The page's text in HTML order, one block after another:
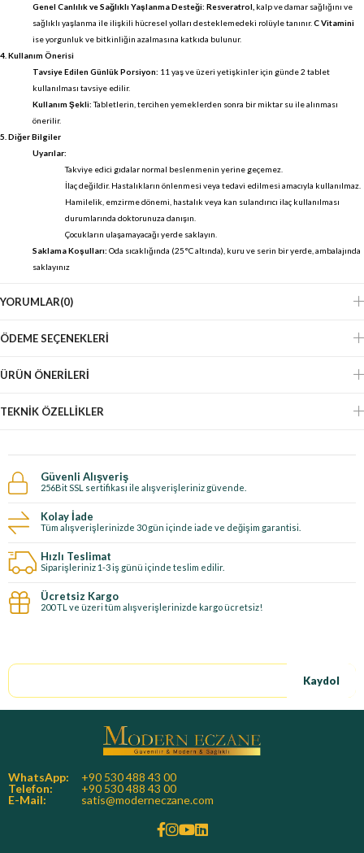
Genel Canlılık ve Sağlıklı Yaşlanma Desteği: Resveratrol, kalp ve damar sağlığını ve
sağlıklı yaşlanma ile ilişkili hücresel yolları desteklemedeki rolüyle tanınır. C Vitamini
ise yorgunluk ve bitkinliğin azalmasına katkıda bulunur.
4. Kullanım Önerisi
Tavsiye Edilen Günlük Porsiyon: 11 yaş ve üzeri yetişkinler için günde 2 tablet
kullanılması tavsiye edilir.
Kullanım Şekli:Tabletlerin, tercihen yemeklerden sonra bir miktar su ile alınması
önerilir.
5. Diğer Bilgiler
Uyarılar:
Takviye edici gıdalar normal beslenmenin yerine geçemez.
İlaç değildir. Hastalıkların önlenmesi veya tedavi edilmesi amacıyla kullanılmaz.
Hamilelik, emzirme dönemi, hastalık veya kan sulandırıcı ilaç kullanılması
durumlarında doktorunuza danışın.
Çocukların ulaşamayacağı yerde saklayın.
Saklama Koşulları: Oda sıcaklığında (25°C altında), kuru ve serin bir yerde, ambalajında
saklayınız
YORUMLAR(0)
ÖDEME SEÇENEKLERI
ÜRÜN ÖNERILERI
TEKNIK ÖZELLIKLER
Güvenli Alışveriş
256Bit SSL sertifikası ile alışverişleriniz güvende.
Kolay İade
Tüm alışverişlerinizde 30 gün içinde iade ve değişim garantisi.
Hızlı Teslimat
Siparişleriniz 1-3 iş günü içinde teslim edilir.
Ücretsiz Kargo
200 TL ve üzeri tüm alışverişlerinizde kargo ücretsiz!
Kaydol
WhatsApp:
+90 530 488 43 00
Telefon:
+90 530 488 43 00
E-Mail:
satis@moderneczane.com